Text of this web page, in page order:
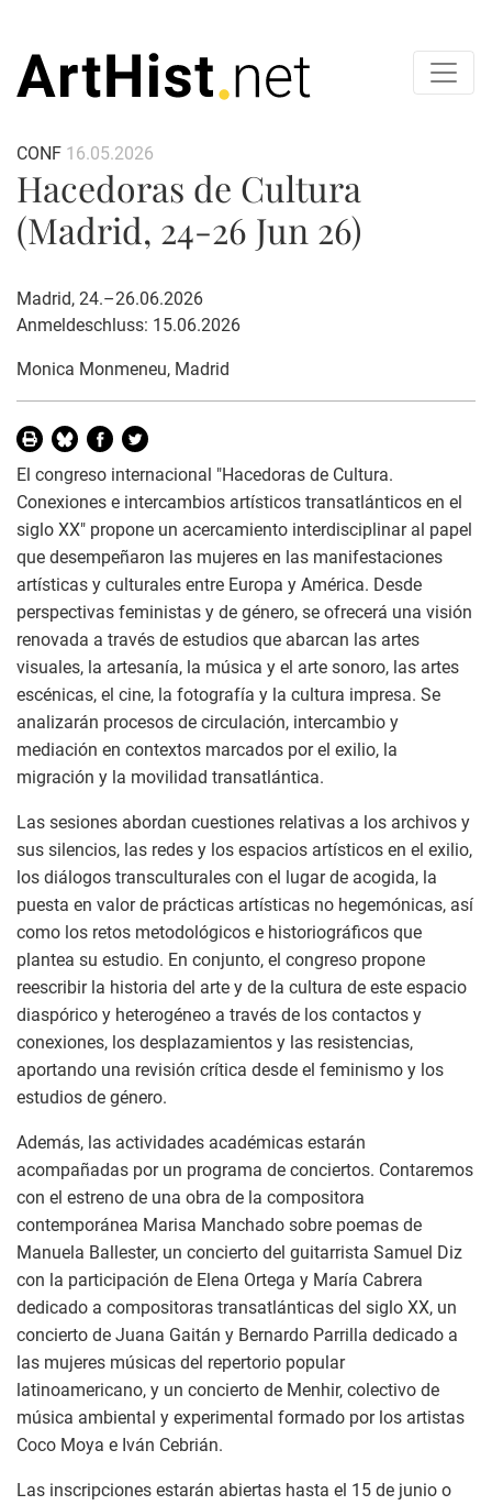
CONF 16.05.2026
Hacedoras de Cultura
(Madrid, 24-26 Jun 26)
Madrid, 24.–26.06.2026
Anmeldeschluss: 15.06.2026
Monica Monmeneu, Madrid
El congreso internacional "Hacedoras de Cultura.
Conexiones e intercambios artísticos transatlánticos en el
siglo XX" propone un acercamiento interdisciplinar al papel
que desempeñaron las mujeres en las manifestaciones
artísticas y culturales entre Europa y América. Desde
perspectivas feministas y de género, se ofrecerá una visión
renovada a través de estudios que abarcan las artes
visuales, la artesanía, la música y el arte sonoro, las artes
escénicas, el cine, la fotografía y la cultura impresa. Se
analizarán procesos de circulación, intercambio y
mediación en contextos marcados por el exilio, la
migración y la movilidad transatlántica.
Las sesiones abordan cuestiones relativas a los archivos y
sus silencios, las redes y los espacios artísticos en el exilio,
los diálogos transculturales con el lugar de acogida, la
puesta en valor de prácticas artísticas no hegemónicas, así
como los retos metodológicos e historiográficos que
plantea su estudio. En conjunto, el congreso propone
reescribir la historia del arte y de la cultura de este espacio
diaspórico y heterogéneo a través de los contactos y
conexiones, los desplazamientos y las resistencias,
aportando una revisión crítica desde el feminismo y los
estudios de género.
Además, las actividades académicas estarán
acompañadas por un programa de conciertos. Contaremos
con el estreno de una obra de la compositora
contemporánea Marisa Manchado sobre poemas de
Manuela Ballester, un concierto del guitarrista Samuel Diz
con la participación de Elena Ortega y María Cabrera
dedicado a compositoras transatlánticas del siglo XX, un
concierto de Juana Gaitán y Bernardo Parrilla dedicado a
las mujeres músicas del repertorio popular
latinoamericano, y un concierto de Menhir, colectivo de
música ambiental y experimental formado por los artistas
Coco Moya e Iván Cebrián.
Las inscripciones estarán abiertas hasta el 15 de junio o